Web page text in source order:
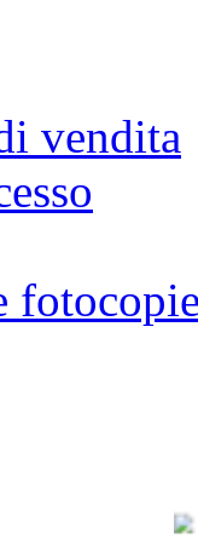
vendita